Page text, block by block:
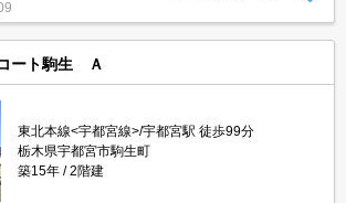
ート駒生 Ａ
東北本線<宇都宮線>/宇都宮駅 徒歩99分
栃木県宇都宮市駒生町
築15年
2階建